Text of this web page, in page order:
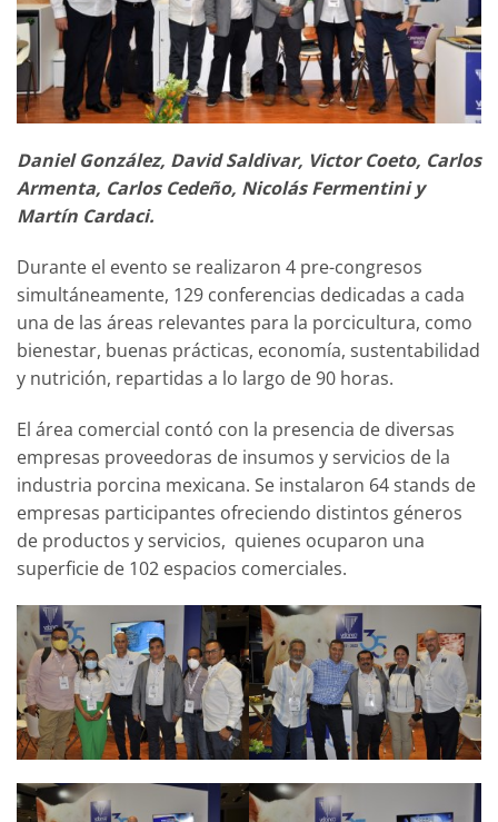
Daniel González, David Saldivar, Victor Coeto, Carlos
Armenta, Carlos Cedeño, Nicolás Fermentini y
Martín Cardaci.
Durante el evento se realizaron 4 pre-congresos
simultáneamente, 129 conferencias dedicadas a cada
una de las áreas relevantes para la porcicultura, como
bienestar, buenas prácticas, economía, sustentabilidad
y nutrición, repartidas a lo largo de 90 horas.
El área comercial contó con la presencia de diversas
empresas proveedoras de insumos y servicios de la
industria porcina mexicana. Se instalaron 64 stands de
empresas participantes ofreciendo distintos géneros
de productos y servicios, quienes ocuparon una
superficie de 102 espacios comerciales.